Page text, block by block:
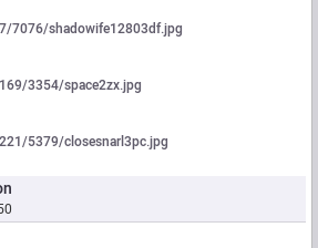
7076/shadowife12803df.jpg
3354/space2zx.jpg
5379/closesnarl3pc.jpg